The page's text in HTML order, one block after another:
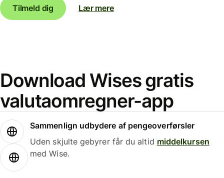
Tilmeld dig
Lær mere
Download Wises gratis
valutaomregner-app
Sammenlign udbydere af pengeoverførsler
Uden skjulte gebyrer får du altid middelkursen
med Wise.